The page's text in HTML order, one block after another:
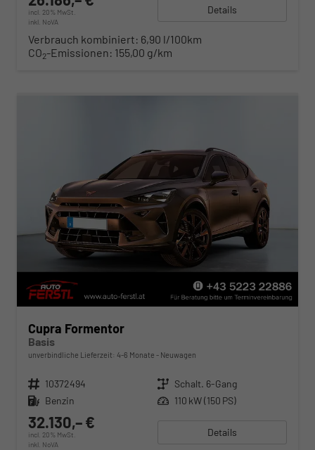
incl. 20% MwSt.
inkl. NoVA
Details
Verbrauch kombiniert: 6,90 l/100km
CO2-Emissionen: 155,00 g/km
Cupra Formentor
Basis
unverbindliche Lieferzeit: 4-6 Monate Neuwagen
Fahrzeugnr. 10372494 Getriebe Schalt. 6-Gang
Kraftstoff Benzin Leistung 110 kW (150 PS)
32.130,– €
incl. 20% MwSt.
inkl. NoVA
Details